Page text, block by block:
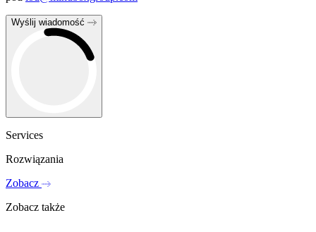
Wyślij wiadomość
Services
Rozwiązania
Zobacz
Zobacz także